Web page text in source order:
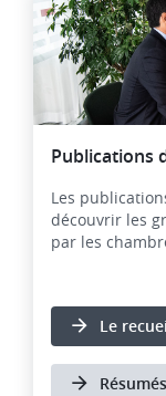
Publications
Les
découvrir les
par les
Le